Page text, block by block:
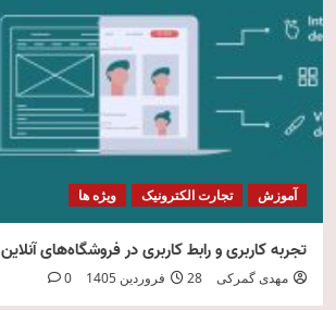
5
امنیت فناوری اطلاعات
آموزش تجارت الکترونیک ویژه ها
تجربه کاربری و رابط کاربری در فروشگاه‌های آنلاین
مهدی گمرکی 28 فروردین 1405 0